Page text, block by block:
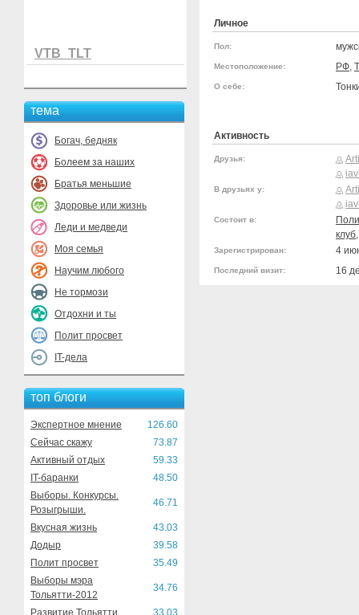
VTB_TLT
тема
Богач, бедняк
Болеем за наших
Братья меньшие
Здоровье или жизнь
Леди и медведи
Моя семья
Научим любого
Не тормози
Отдохни и ты
Полит просвет
IT-дела
топ блоги
Экспертное мнение
126.60
Сейчас скажу
73.87
Активный отдых
59.33
IT-баранки
48.50
Выборы. Конкурсы.
Розыгрыши.
46.71
Вкусная жизнь
43.03
Додыр
39.58
Полит просвет
35.49
Выборы мэра
Тольятти-2012
34.76
Развитие Тольятти 33.03
Личное
Пол:
Местоположение: РФ,
О себе:
Активность
Друзья:
В друзьях у:
Состоит в:
клуб
Зарегистрирован: 4
Последний визит: 16